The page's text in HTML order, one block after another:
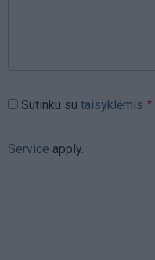
Sutinku su taisyklėmis
Service apply.